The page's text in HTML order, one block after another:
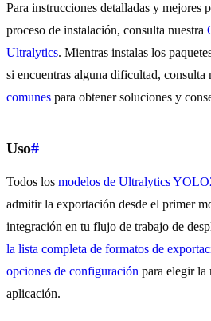
Para instrucciones detalladas y mejores
proceso de instalación, consulta nuestra
Ultralytics. Mientras instalas los
si encuentras alguna dificultad, consulta
comunes para obtener soluciones y
Uso#
Todos los modelos de Ultralytics
admitir la exportación desde el primer
integración en tu flujo de trabajo de
la lista completa de formatos de
opciones de configuración para elegir la
aplicación.